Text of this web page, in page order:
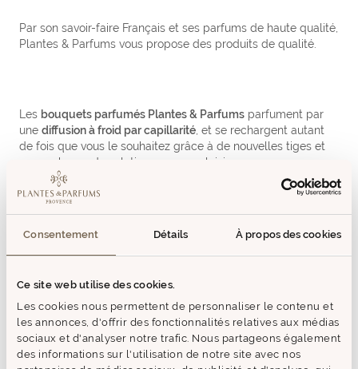
Consentement Détails À propos des cookies
Ce site web utilise des cookies.
Les cookies nous permettent de personnaliser le contenu et
les annonces, d'offrir des fonctionnalités relatives aux médias
sociaux et d'analyser notre trafic. Nous partageons également
des informations sur l'utilisation de notre site avec nos
Par son savoir-faire Français et ses parfums de haute qualité,
Plantes & Parfums vous propose des produits de qualité.
Les bouquets parfumés Plantes & Parfums parfument par
une diffusion à froid par capillarité , et se rechargent autant
de fois que vous le souhaitez grâce à de nouvelles tiges et
une recharge de solution, pour un plaisir sans cesse
renouvelé…
intérieur. Les bâtonnets en rotin naturel assurent une diffusion
La qualité et la finesse de nos créations parfumées est
restituée de manière optimale, créant une ambiance
personnalisée dans la pièce de votre choix.